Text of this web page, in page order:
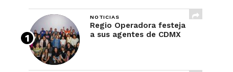
NOTICIAS
Regio Operadora festeja
a sus agentes de CDMX